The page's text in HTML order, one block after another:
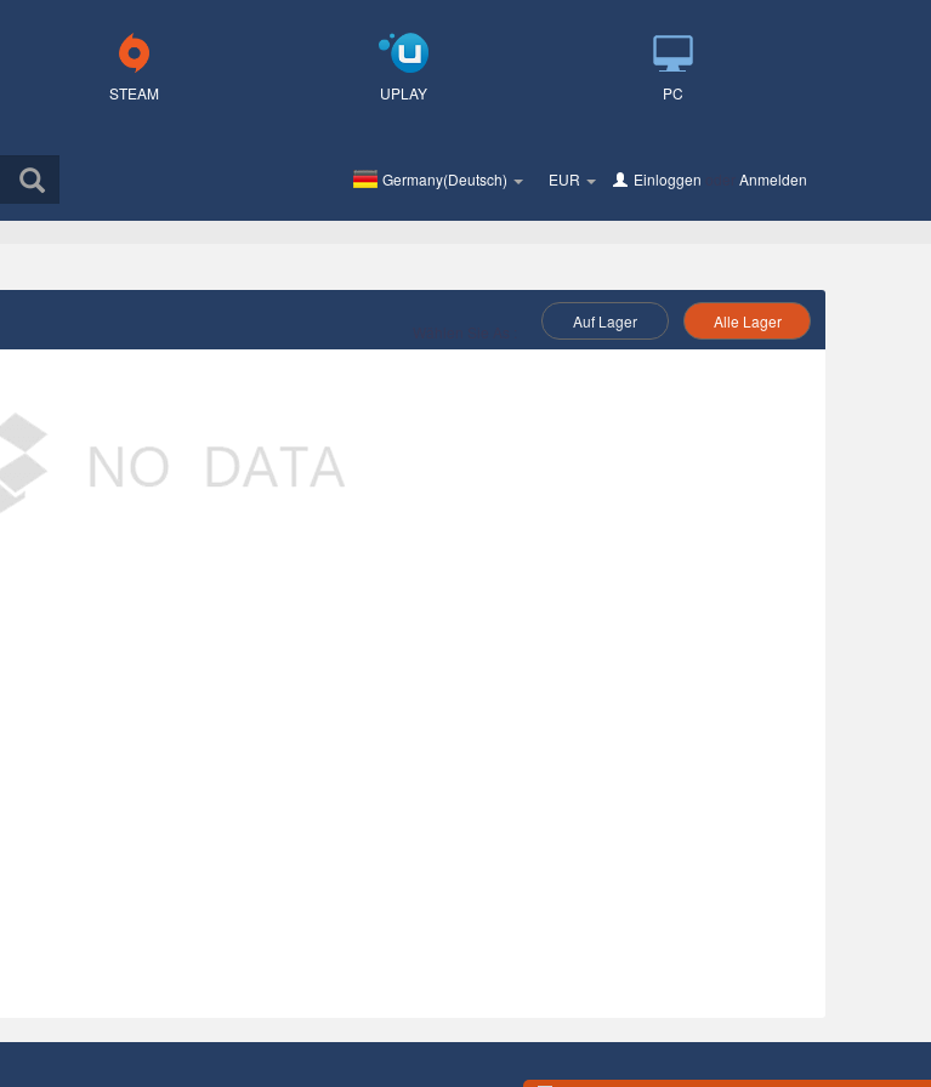
STEAM UPLAY PC
Germany(Deutsch) EUR Einloggen Anmelden
Auf Lager Alle Lager